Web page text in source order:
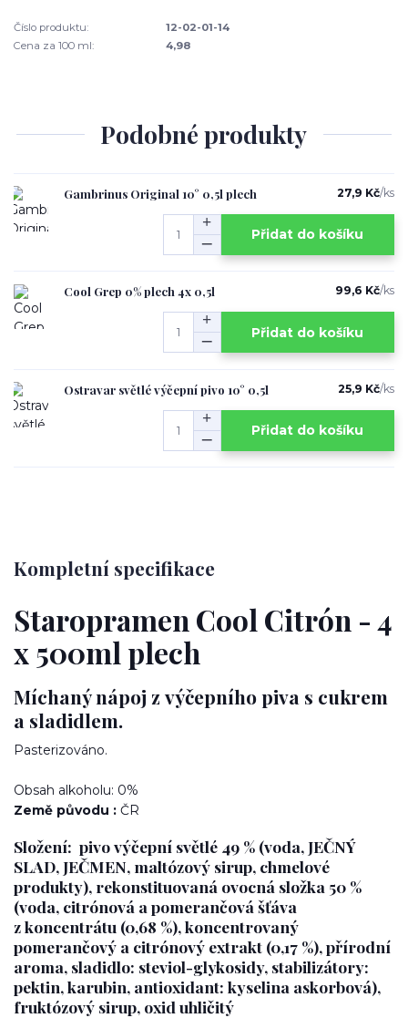
Číslo produktu:
12-02-01-14
Cena za 100 ml:
4,98
Podobné produkty
Gambrinus Original 10° 0,5l plech 27,9 Kč/ks
Přidat do košíku
Cool Grep 0% plech 4x 0,5l 99,6 Kč/ks
Přidat do košíku
Ostravar světlé výčepní pivo 10° 0,5l 25,9 Kč/ks
Přidat do košíku
Kompletní specifikace
Staropramen Cool Citrón - 4
x 500ml plech
Míchaný nápoj z výčepního piva s cukrem
a sladidlem.
Pasterizováno.
Obsah alkoholu: 0%
Země původu : ČR
Složení: pivo výčepní světlé 49 % (voda, JEČNÝ
SLAD, JEČMEN, maltózový sirup, chmelové
produkty), rekonstituovaná ovocná složka 50 %
(voda, citrónová a pomerančová šťáva
z koncentrátu (0,68 %), koncentrovaný
pomerančový a citrónový extrakt (0,17 %), přírodní
aroma, sladidlo: steviol-glykosidy, stabilizátory:
pektin, karubin, antioxidant: kyselina askorbová),
fruktózový sirup, oxid uhličitý